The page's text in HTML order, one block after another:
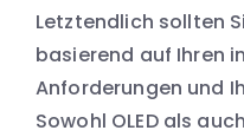
Letztendlich sollten
basierend auf Ihren
Anforderungen und
Sowohl OLED als